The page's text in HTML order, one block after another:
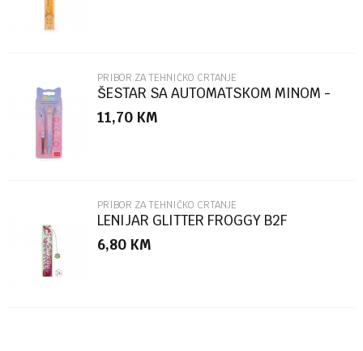
POŠALJI
PRIBOR ZA TEHNIČKO CRTANJE
ŠESTAR SA AUTOMATSKOM MINOM -
MACA COM0001
11,70 KM
PRIBOR ZA TEHNIČKO CRTANJE
LENIJAR GLITTER FROGGY B2F
6,80 KM